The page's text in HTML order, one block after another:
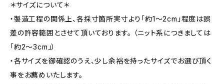
＊サイズについて＊
・製造工程の関係上、各採寸箇所実寸より「約1～2cm」程度は誤
差の許容範囲とさせて頂いております。 （ニット系につきましては
「約2～3cm」）
・各サイズを御確認のうえ、少し余裕を持ったサイズでお選び頂く
事をお薦めいたします。